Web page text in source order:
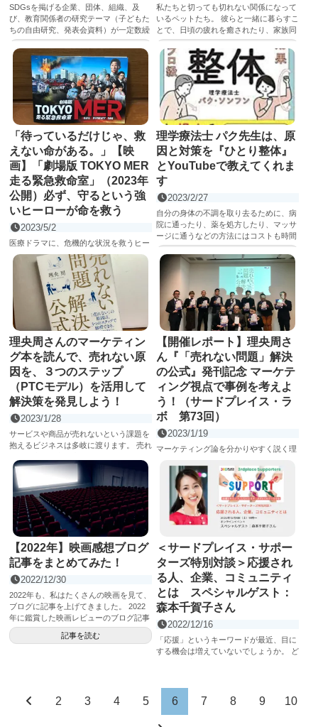
SDGsを掲げる企業、団体、組織、及
び、教育関係者の研究テーマ（子どもた
ちの自由研究、発表会資料）が一定数繰
り返されています。 2030年...
記事を読む
私たちと切っても切れない関係になって
いるペットたち。 彼らと一緒に暮らすこ
とで、日頃の疲れを癒されたり、家族同
然として楽しく過ごしている...
記事を読む
「待っているだけじゃ、救
えない命がある。」【映
画】「劇場版 TOKYO MER
走る緊急救命室」（2023年
公開）必ず、守るという強
いヒーローが命を救う
2023/5/2
医療ドラマに、危機的な状況を救うヒー
ローを掛け算したら、どんな作品になる
のだろう。 おそらく、「TOKYO MER」
という作品では、医療従...
記事を読む
理学療法士 パク先生は、原
因と対策を『ひとり整体』
とYouTubeで教えてくれま
す
2023/2/27
自分の身体の不調を取り去るために、病
院に通ったり、薬を処方したり、マッサ
ージに通うなどの方法にはコストも時間
もかかります。 こういった症状...
記事を読む
理央周さんのマーケティン
グ本を読んで、売れない原
因を、３つのステップ
（PTCモデル）を活用して
解決策を発見しよう！
2023/1/28
サービスや商品が売れないという課題を
抱えるビジネスは多岐に渡ります。 売れ
のの、本質ではない言い訳...
記事を読む
【開催レポート】理央周さ
ん『「売れない問題」解決
の公式』発刊記念 マーケテ
ィング視点で事例を考えよ
う！（サードプレイス・ラ
ボ 第73回）
2023/1/19
マーケティング論を分かりやすく説く理
どこにあるのか、考えるヒントをさまざ
まな事例から解説された新刊『...
記事を読む
【2022年】映画感想ブログ
記事をまとめてみた！
2022/12/30
2022年も、私はたくさんの映画を見て、
ブログに記事を上げてきました。 2022
年に鑑賞した映画レビューのブログ記事
をまとめてみます。 ...
記事を読む
＜サードプレイス・サポー
ターズ特別対談＞応援され
る人、企業、コミュニティ
とは スペシャルゲスト：
森本千賀子さん
2022/12/16
「応援」というキーワードが最近、目に
する機会は増えていないでしょうか。 ど
2 3 4 5 6 7 8 9 10